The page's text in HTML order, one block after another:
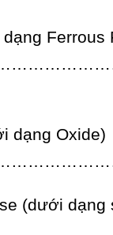
Ferrous
dạng Oxide)
(dưới dạng